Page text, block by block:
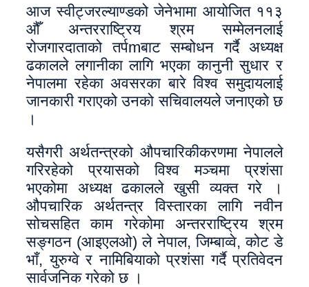
आज स्वीट्जरल्याण्डको जेनेभामा आयोजित ११३
औँ अन्तरराष्ट्रिय श्रम सम्मेलनलाई
रोजगारदाताको तर्पmबाट सम्बोधन गर्दै अध्यक्ष
ढकालले लगानीका लागि भएका कानुनी सुधार र
नेपालमा रहेका अवसरका बारे विश्व समुदायलाई
जानकारी गराएको उनको सचिवालयले जनाएको छ
।
यसैगरी अर्थतन्त्रको औपचारिकीकरणमा नेपालले
गरिरहेको प्रयासको विश्व मञ्चमा प्रशंसा
भएकोमा अध्यक्ष ढकालले खुसी व्यक्त गरे ।
औपचारिक अर्थतन्त्र विस्तारका लागि नवीन
सोचसहित काम गरेकोमा अन्तरराष्ट्रिय श्रम
सङ्गठन (आइएलओ) ले नेपाल, जिम्बाव्वे, कोट डे
भाँ, युरुग्वे र नामिबियाको प्रशंसा गर्दै प्रतिवेदन
सार्वजनिक गरेको छ ।